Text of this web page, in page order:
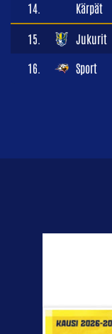
14. Kärpät
15. Jukurit
16. Sport